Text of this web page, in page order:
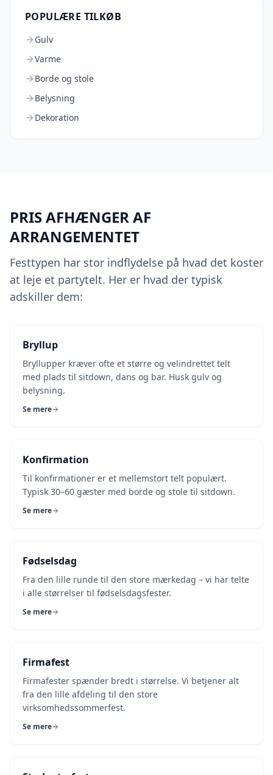
POPULÆRE TILKØB
Gulv
Varme
Borde og stole
Belysning
Dekoration
PRIS AFHÆNGER AF
ARRANGEMENTET
Festtypen har stor indflydelse på hvad det koster
at leje et partytelt. Her er hvad der typisk
adskiller dem:
Bryllup
Bryllupper kræver ofte et større og velindrettet telt
med plads til sitdown, dans og bar. Husk gulv og
belysning.
Se mere
Konfirmation
Til konfirmationer er et mellemstort telt populært.
Typisk 30–60 gæster med borde og stole til sitdown.
Se mere
Fødselsdag
Fra den lille runde til den store mærkedag – vi har telte
i alle størrelser til fødselsdagsfester.
Se mere
Firmafest
Firmafester spænder bredt i størrelse. Vi betjener alt
fra den lille afdeling til den store
virksomhedssommerfest.
Se mere